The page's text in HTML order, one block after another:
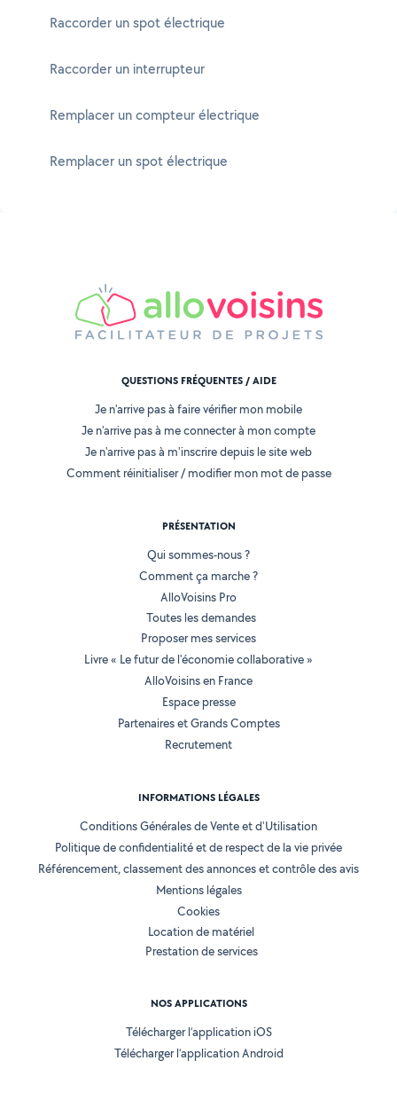
Raccorder un spot électrique
Raccorder un interrupteur
Remplacer un compteur électrique
Remplacer un spot électrique
QUESTIONS FRÉQUENTES / AIDE
Je n'arrive pas à faire vérifier mon mobile
Je n'arrive pas à me connecter à mon compte
Je n'arrive pas à m'inscrire depuis le site web
Comment réinitialiser / modifier mon mot de passe
PRÉSENTATION
Qui sommes-nous ?
Comment ça marche ?
AlloVoisins Pro
Toutes les demandes
Proposer mes services
Livre « Le futur de l'économie collaborative »
AlloVoisins en France
Espace presse
Partenaires et Grands Comptes
Recrutement
INFORMATIONS LÉGALES
Conditions Générales de Vente et d'Utilisation
Politique de confidentialité et de respect de la vie privée
Référencement, classement des annonces et contrôle des avis
Mentions légales
Cookies
Location de matériel
Prestation de services
NOS APPLICATIONS
Télécharger l’application iOS
Télécharger l’application Android